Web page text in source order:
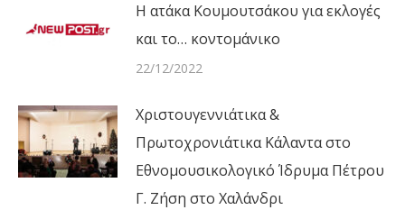
Η ατάκα Κουμουτσάκου για εκλογές
και το… κοντομάνικο
22/12/2022
Χριστουγεννιάτικα &
Πρωτοχρονιάτικα Κάλαντα στο
Εθνομουσικολογικό Ίδρυμα Πέτρου
Γ. Ζήση στο Χαλάνδρι